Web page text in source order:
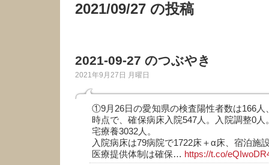
2021/09/27 の投稿
2021-09-27 のつぶやき
2021年9月27日 月曜日
①9月26日の愛知県の検査陽性者数は166人
時点で、確保病床入院547人。入院調整0
宅療養3032人。
入院病床は79病院で1722床＋α床、宿泊施
医療提供体制は確保… https://t.co/